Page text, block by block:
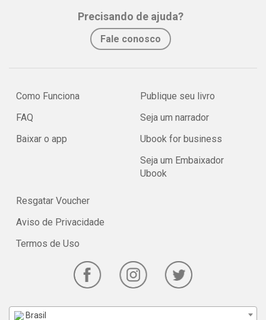
Precisando de ajuda?
Fale conosco
Como Funciona
FAQ
Baixar o app
Publique seu livro
Seja um narrador
Ubook for business
Seja um Embaixador
Ubook
Resgatar Voucher
Aviso de Privacidade
Termos de Uso
Brasil